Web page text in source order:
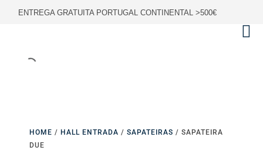
ENTREGA GRATUITA PORTUGAL CONTINENTAL >500€
HOME / HALL ENTRADA / SAPATEIRAS / SAPATEIRA
DUE